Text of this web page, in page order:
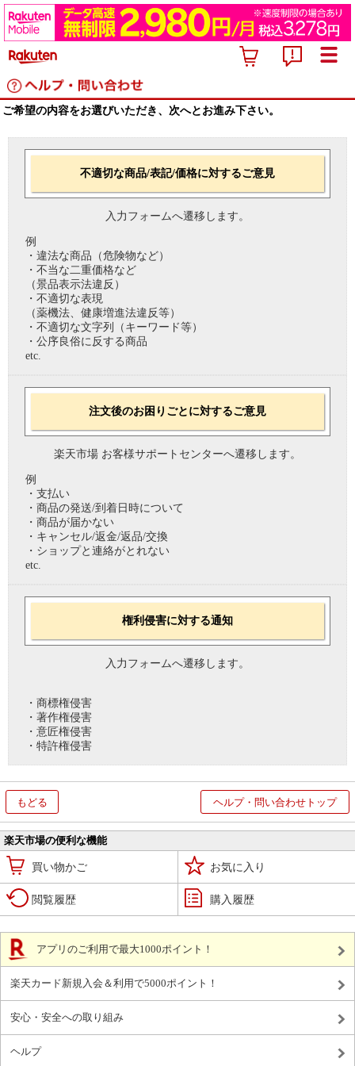
ご希望の内容をお選びいただき、次へとお進み下さい。
不適切な商品/表記/価格に対するご意見
入力フォームへ遷移します。
例
・違法な商品（危険物など）
・不当な二重価格など
（景品表示法違反）
・不適切な表現
（薬機法、健康増進法違反等）
・不適切な文字列（キーワード等）
・公序良俗に反する商品
etc.
注文後のお困りごとに対するご意見
楽天市場 お客様サポートセンターへ遷移します。
例
・支払い
・商品の発送/到着日時について
・商品が届かない
・キャンセル/返金/返品/交換
・ショップと連絡がとれない
etc.
権利侵害に対する通知
入力フォームへ遷移します。
・商標権侵害
・著作権侵害
・意匠権侵害
・特許権侵害
もどる ヘルプ・問い合わせトップ
楽天市場の便利な機能
買い物かご お気に入り
閲覧履歴 購入履歴
アプリのご利用で最大1000ポイント！
楽天カード新規入会＆利用で5000ポイント！
安心・安全への取り組み
ヘルプ